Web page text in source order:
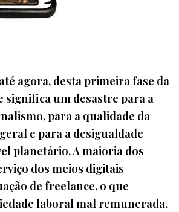
agora, desta primeira fase da
significa um desastre para a
para a qualidade da
e para a desigualdade
planetário. A maioria dos
dos meios digitais
de freelance, o que
laboral mal remunerada.